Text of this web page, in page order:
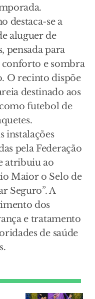
destaca-se a
aluguer de
pensada para
e sombra
O recinto dispõe
destinado aos
futebol de
instalações
pela Federação
atribuiu ao
Maior o Selo de
Seguro”. A
dos
e tratamento
de saúde